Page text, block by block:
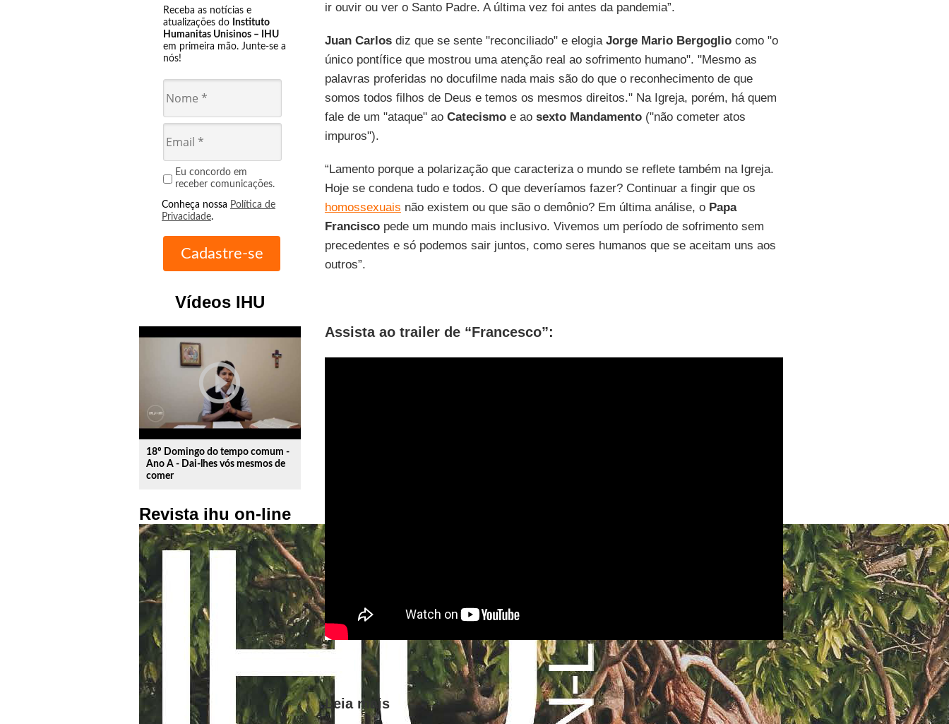
Receba as notícias e
atualizações do Instituto
Humanitas Unisinos – IHU
em primeira mão. Junte-se a
nós!
Eu concordo em
receber comunicações.
Conheça nossa Política de
Privacidade.
Vídeos IHU
play_circle_outline
18º Domingo do tempo comum -
Ano A - Dai-lhes vós mesmos de
comer
Revista ihu on-line
ir ouvir ou ver o Santo Padre. A última vez foi antes da pandemia”.
Juan Carlosdiz que se sente "reconciliado" e elogia Jorge Mario Bergogliocomo "o
único pontífice que mostrou uma atenção real ao sofrimento humano". "Mesmo as
palavras proferidas no docufilme nada mais são do que o reconhecimento de que
somos todos filhos de Deus e temos os mesmos direitos." Na Igreja, porém, há quem
fale de um "ataque" ao Catecismoe ao sexto Mandamento("não cometer atos
impuros").
“Lamento porque a polarização que caracteriza o mundo se reflete também na Igreja.
Hoje se condena tudo e todos. O que deveríamos fazer? Continuar a fingir que os
homossexuais não existem ou que são o demônio? Em última análise, o Papa
Franciscopede um mundo mais inclusivo. Vivemos um período de sofrimento sem
precedentes e só podemos sair juntos, como seres humanos que se aceitam uns aos
outros”.
Assista ao trailer de “Francesco”:
Leia mais